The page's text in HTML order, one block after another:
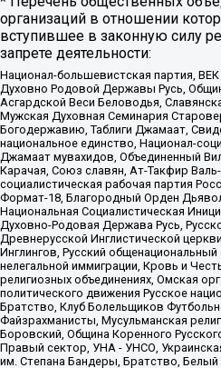
организаций в отношении
вступившее в законную силу
запрете деятельности:
Национал-большевистская партия,
Духовно Родовой Державы Русь,
Асгардской Веси Беловодья,
Мужская Духовная Семинария
Богодержавию, Таблиги Джамаат,
национальное единство, Национал-
Джамаат мувахидов, Объединенный
Карачая, Союз славян, Ат-Такфир
социалистическая рабочая партия
Формат-18, Благородный Орден
Национальная Социалистическая
Духовно-Родовая Держава Русь,
Древнерусской Инглистической
Инглингов, Русский
нелегальной иммиграции, Кровь и
религиозных объединениях, Омская
политического движения Русское
Братство, Клуб Болельщиков
Файзрахманисты, Мусульманская
Боровский, Община Коренного
Правый сектор, УНА - УНСО,
им. Степана Бандеры, Братство, Белый